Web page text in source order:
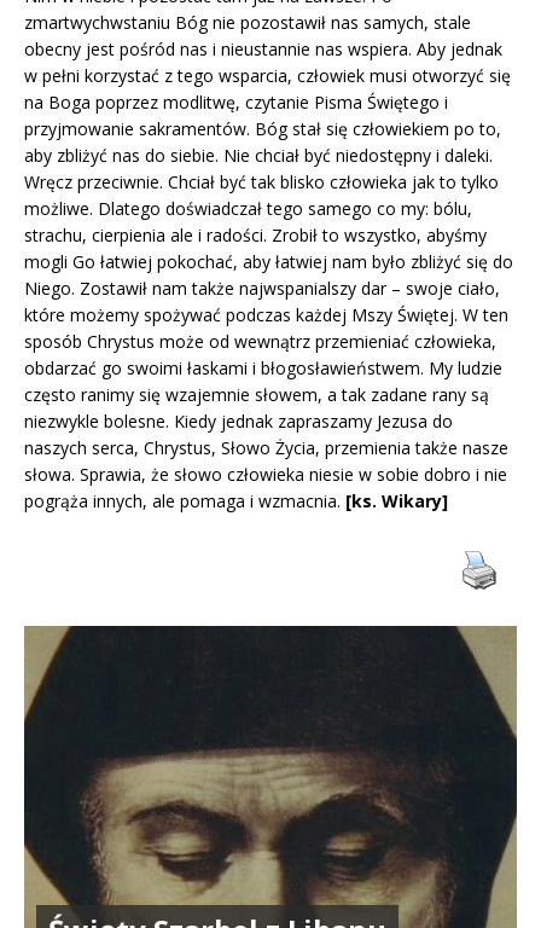
zmartwychwstaniu Bóg nie pozostawił nas samych, stale
obecny jest pośród nas i nieustannie nas wspiera. Aby jednak
w pełni korzystać z tego wsparcia, człowiek musi otworzyć się
na Boga poprzez modlitwę, czytanie Pisma Świętego i
przyjmowanie sakramentów. Bóg stał się człowiekiem po to,
aby zbliżyć nas do siebie. Nie chciał być niedostępny i daleki.
Wręcz przeciwnie. Chciał być tak blisko człowieka jak to tylko
możliwe. Dlatego doświadczał tego samego co my: bólu,
strachu, cierpienia ale i radości. Zrobił to wszystko, abyśmy
mogli Go łatwiej pokochać, aby łatwiej nam było zbliżyć się do
Niego. Zostawił nam także najwspanialszy dar – swoje ciało,
które możemy spożywać podczas każdej Mszy Świętej. W ten
sposób Chrystus może od wewnątrz przemieniać człowieka,
obdarzać go swoimi łaskami i błogosławieństwem. My ludzie
często ranimy się wzajemnie słowem, a tak zadane rany są
niezwykle bolesne. Kiedy jednak zapraszamy Jezusa do
naszych serca, Chrystus, Słowo Życia, przemienia także nasze
słowa. Sprawia, że słowo człowieka niesie w sobie dobro i nie
pogrąża innych, ale pomaga i wzmacnia. [ks. Wikary]